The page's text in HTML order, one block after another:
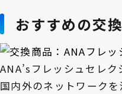
おすすめの交
ANA’sフレッシュセレ
国内外のネットワーク